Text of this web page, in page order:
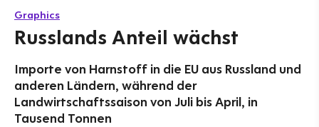
Graphics
Russlands Anteil wächst
Importe von Harnstoff in die EU aus Russland und
anderen Ländern, während der
Landwirtschaftssaison von Juli bis April, in
Tausend Tonnen